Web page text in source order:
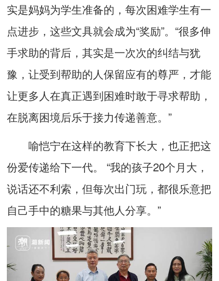
实是妈妈为学生准备的，每次困难学生有一
点进步，这些文具就会成为“奖励”。“很多伸
手求助的背后，其实是一次次的纠结与犹
豫，让受到帮助的人保留应有的尊严，才能
让更多人在真正遇到困难时敢于寻求帮助，
在脱离困境后乐于接力传递善意。”
喻恺宁在这样的教育下长大，也正把这
份爱传递给下一代。 “我的孩子20个月大，
说话还不利索，但每次出门玩，都很乐意把
自己手中的糖果与其他人分享。”